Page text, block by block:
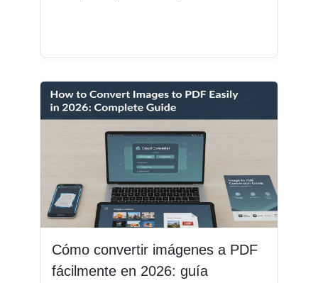
Cómo convertir imágenes a PDF
fácilmente en 2026: guía